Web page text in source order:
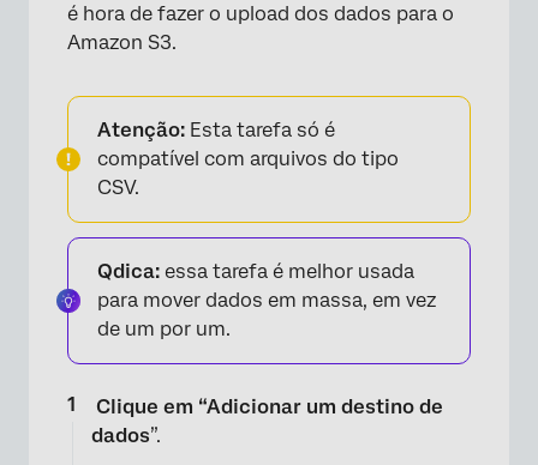
é hora de fazer o upload dos dados para o
Amazon S3.
Atenção: Esta tarefa só é
compatível com arquivos do tipo
CSV.
Qdica: essa tarefa é melhor usada
para mover dados em massa, em vez
de um por um.
Clique em “Adicionar um destino de
dados”.